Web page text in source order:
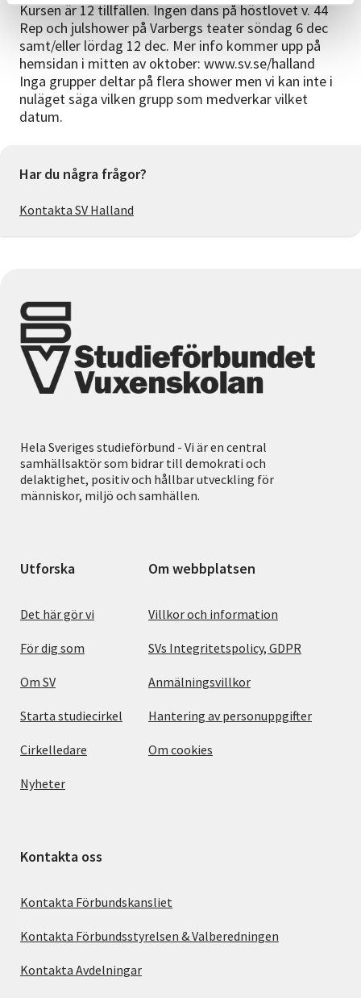
Kursen är 12 tillfällen. Ingen dans på höstlovet v. 44
Rep och julshower på Varbergs teater söndag 6 dec
samt/eller lördag 12 dec. Mer info kommer upp på
hemsidan i mitten av oktober: www.sv.se/halland
Inga grupper deltar på flera shower men vi kan inte i
nuläget säga vilken grupp som medverkar vilket
datum.
Har du några frågor?
Kontakta SV Halland
Hela Sveriges studieförbund - Vi är en central
samhällsaktör som bidrar till demokrati och
delaktighet, positiv och hållbar utveckling för
människor, miljö och samhällen.
Utforska
Det här gör vi
För dig som
Om SV
Starta studiecirkel
Cirkelledare
Nyheter
Om webbplatsen
Villkor och information
SVs Integritetspolicy, GDPR
Anmälningsvillkor
Hantering av personuppgifter
Om cookies
Kontakta oss
Kontakta Förbundskansliet
Kontakta Förbundsstyrelsen & Valberedningen
Kontakta Avdelningar